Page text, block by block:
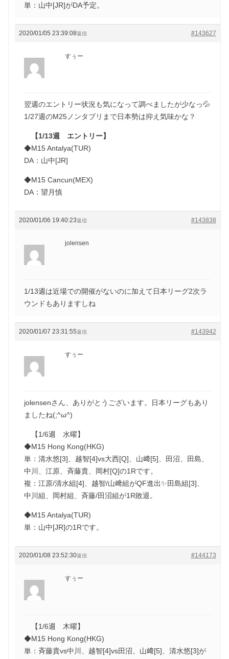
単：山中[JR]がDA予定。
2020/01/05 23:39:08 #143627
返信
すぅー
翌週のエントリー状況も気になって調べましたが少なっ💦
1/27週のM25ノンタブリまで日本勢は抑え気味かな？
【1/13週 エントリー】
◆M15 Antalya(TUR)
DA：山中[JR]
◆M15 Cancun(MEX)
DA：望月慎
2020/01/06 19:40:23 #143838
返信
jolensen
1/13週は近場での開催がないのに加えて日本リーグ2次ラ
ウンドもありますしね
2020/01/07 23:31:55 #143942
返信
すぅー
jolensenさん、ありがとうございます。日本リーグもあり
ましたね(;^ω^)
【1/6週 水曜】
◆M15 Hong Kong(HKG)
単：清水悠[3]、越智[4]vs大西[Q]、山﨑[5]、田沼、田島、
中川、江原、斉藤貴、岡村[Q]の1Rです。
複：江原/清水組[4]、越智/山﨑組がQF進出✨田島組[3]、
中川組、岡村組、斉藤/田沼組が1R敗退。
◆M15 Antalya(TUR)
単：山中[JR]の1Rです。
2020/01/08 23:52:30 #144173
返信
すぅー
【1/6週 木曜】
◆M15 Hong Kong(HKG)
単：斉藤貴vs中川、越智[4]vs田沼、山﨑[5]、清水悠[3]が